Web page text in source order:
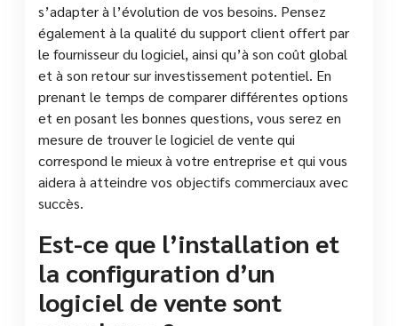
s’adapter à l’évolution de vos besoins. Pensez
également à la qualité du support client offert par
le fournisseur du logiciel, ainsi qu’à son coût global
et à son retour sur investissement potentiel. En
prenant le temps de comparer différentes options
et en posant les bonnes questions, vous serez en
mesure de trouver le logiciel de vente qui
correspond le mieux à votre entreprise et qui vous
aidera à atteindre vos objectifs commerciaux avec
succès.
Est-ce que l’installation et
la configuration d’un
logiciel de vente sont